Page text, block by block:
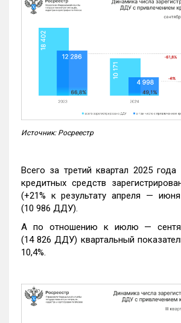
Источник: Росреестр
Всего за третий квартал 2025 года
кредитных средств
(+21% к результату апреля —
(10 986 ДДУ).
А по отношению к июлю —
(14 826 ДДУ) квартальный
10,4%.